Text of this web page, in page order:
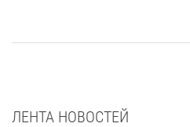
ЛЕНТА НОВОСТЕЙ